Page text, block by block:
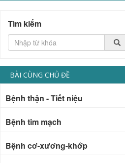
Tìm kiếm
BÀI CÙNG CHỦ ĐỀ
Bệnh thận - Tiết niệu
Bệnh tim mạch
Bệnh cơ-xương-khớp